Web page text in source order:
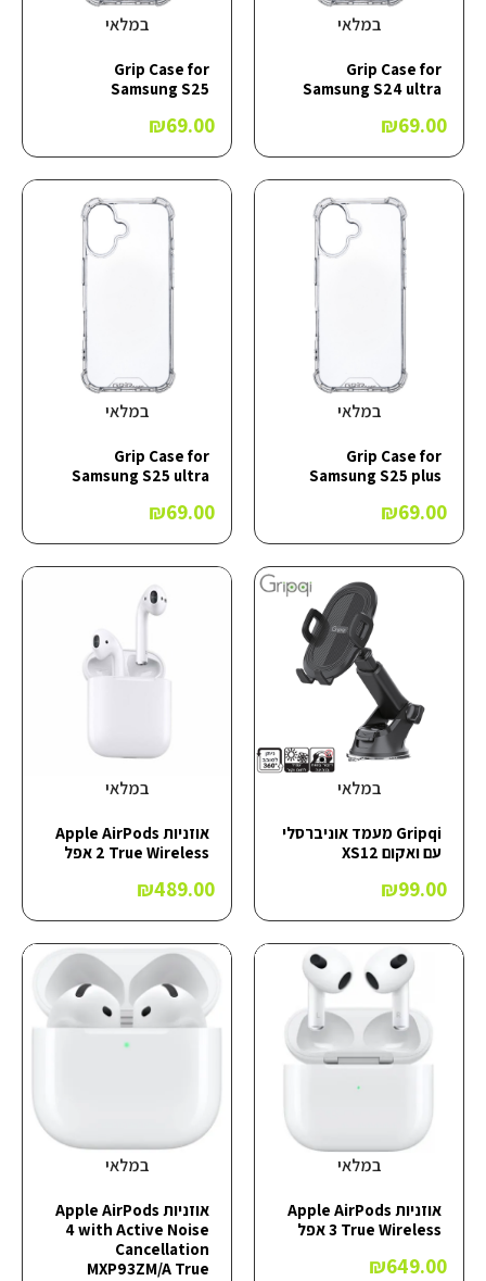
במלאי
Grip Case for
Samsung S24 ultra
₪69.00
במלאי
Grip Case for
Samsung S25
₪69.00
במלאי
Grip Case for
Samsung S25 plus
₪69.00
במלאי
Grip Case for
Samsung S25 ultra
₪69.00
במלאי
Gripqi מעמד אוניברסלי
עם ואקום XS12
₪99.00
במלאי
אוזניות Apple AirPods
2 True Wireless אפל
₪489.00
במלאי
אוזניות Apple AirPods
3 True Wireless אפל
₪649.00
במלאי
אוזניות Apple AirPods
4 with Active Noise
Cancellation
MXP93ZM/A True